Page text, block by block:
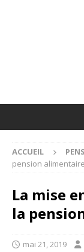
ACCUEIL
pension alimentaire
La mise
la
mai 21, 2019